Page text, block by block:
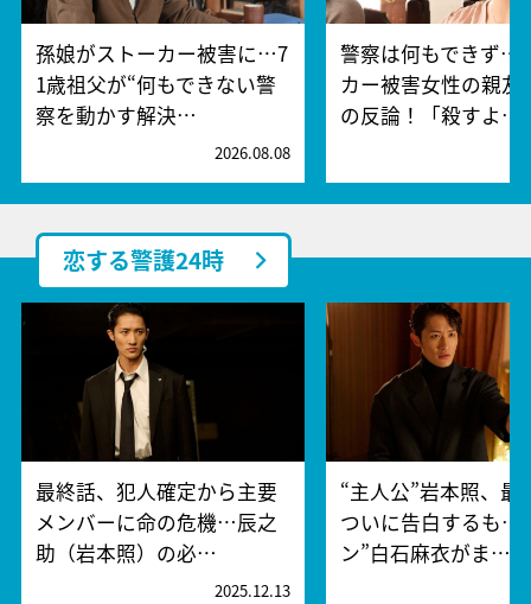
孫娘がストーカー被害に…7
1歳祖父が“何もできない警
察を動かす解決…
2026.08.08
警察は何もできず…
カー被害女性の親友
の反論！「殺すよ…
恋する警護24時
最終話、犯人確定から主要
メンバーに命の危機…辰之
助（岩本照）の必…
2025.12.13
“主人公”岩本照、最
ついに告白するも
ン”白石麻衣がま…